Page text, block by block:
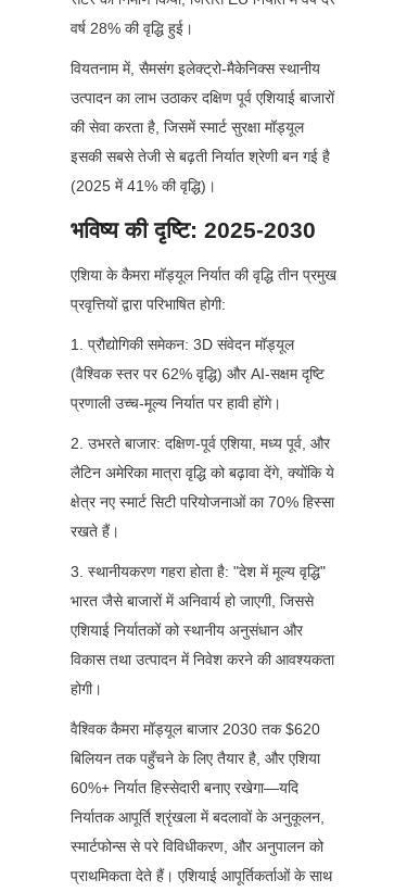
वर्ष 28% की वृद्धि हुई।
वियतनाम में, सैमसंग इलेक्ट्रो-मैकेनिक्स स्थानीय
उत्पादन का लाभ उठाकर दक्षिण पूर्व एशियाई बाजारों
की सेवा करता है, जिसमें स्मार्ट सुरक्षा मॉड्यूल
इसकी सबसे तेजी से बढ़ती निर्यात श्रेणी बन गई है
(2025 में 41% की वृद्धि)।
भविष्य की दृष्टि: 2025-2030
एशिया के कैमरा मॉड्यूल निर्यात की वृद्धि तीन प्रमुख
प्रवृत्तियों द्वारा परिभाषित होगी:
1. प्रौद्योगिकी समेकन: 3D संवेदन मॉड्यूल
(वैश्विक स्तर पर 62% वृद्धि) और AI-सक्षम दृष्टि
प्रणाली उच्च-मूल्य निर्यात पर हावी होंगे।
2. उभरते बाजार: दक्षिण-पूर्व एशिया, मध्य पूर्व, और
लैटिन अमेरिका मात्रा वृद्धि को बढ़ावा देंगे, क्योंकि ये
क्षेत्र नए स्मार्ट सिटी परियोजनाओं का 70% हिस्सा
रखते हैं।
3. स्थानीयकरण गहरा होता है: "देश में मूल्य वृद्धि"
भारत जैसे बाजारों में अनिवार्य हो जाएगी, जिससे
एशियाई निर्यातकों को स्थानीय अनुसंधान और
विकास तथा उत्पादन में निवेश करने की आवश्यकता
होगी।
वैश्विक कैमरा मॉड्यूल बाजार 2030 तक $620
बिलियन तक पहुँचने के लिए तैयार है, और एशिया
60%+ निर्यात हिस्सेदारी बनाए रखेगा—यदि
निर्यातक आपूर्ति श्रृंखला में बदलावों के अनुकूलन,
स्मार्टफोन्स से परे विविधीकरण, और अनुपालन को
प्राथमिकता देते हैं। एशियाई आपूर्तिकर्ताओं के साथ